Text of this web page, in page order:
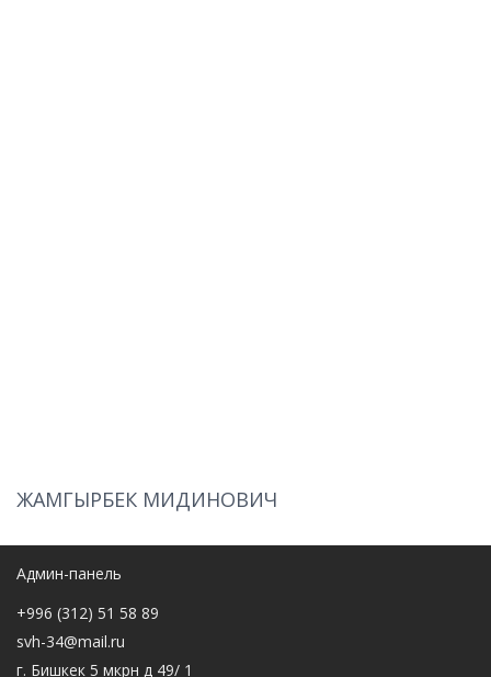
ЖАМГЫРБЕК МИДИНОВИЧ
Админ-панель
+996 (312) 51 58 89
svh-34@mail.ru
г. Бишкек 5 мкрн д 49/ 1